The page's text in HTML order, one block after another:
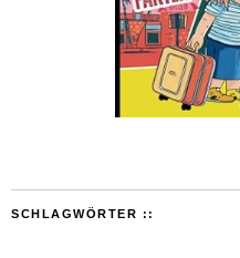
SCHLAGWÖRTER ::